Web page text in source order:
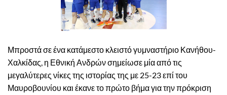
Μπροστά σε ένα κατάμεστο κλειστό γυμναστήριο Κανήθου-
Χαλκίδας, η Εθνική Ανδρών σημείωσε μία από τις
μεγαλύτερες νίκες της ιστορίας της με 25-23 επί του
Μαυροβουνίου και έκανε το πρώτο βήμα για την πρόκριση